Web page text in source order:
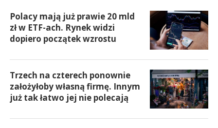
Polacy mają już prawie 20 mld
zł w ETF-ach. Rynek widzi
dopiero początek wzrostu
Trzech na czterech ponownie
założyłoby własną firmę. Innym
już tak łatwo jej nie polecają